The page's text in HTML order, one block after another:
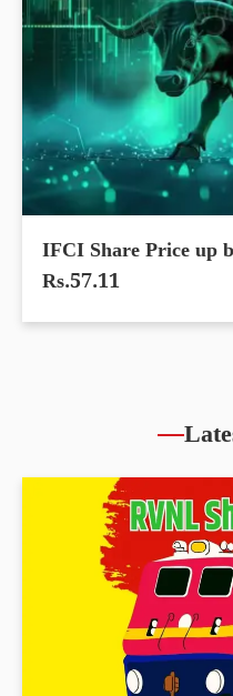
IFCI Share Price up
Rs.57.11